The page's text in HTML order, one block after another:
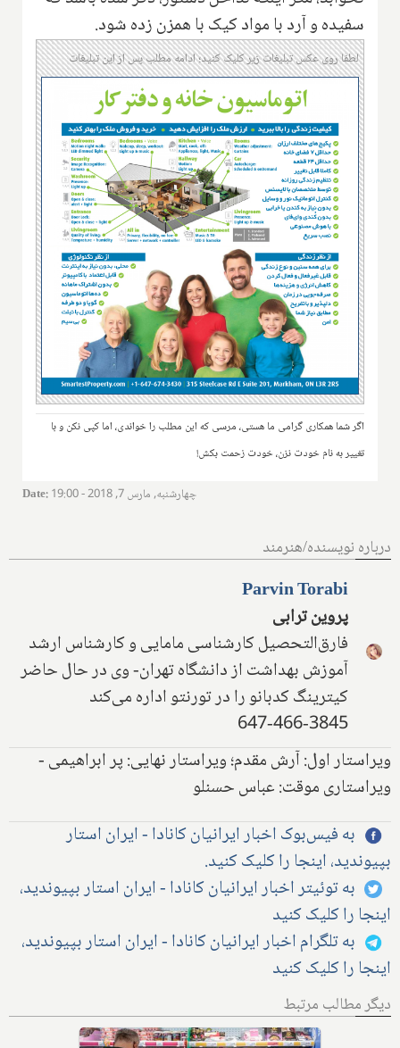
سفیده و آرد با مواد کیک با همزن زده شود.
لطفا روی عکس تبلیغات زیر کلیک کنید؛ ادامه مطلب پس از این تبلیغات
اگر شما همکاری گرامی ما هستی، مرسی که این مطلب را خواندی، اما کپی نکن و با
تغییر به نام خودت نزن، خودت زحمت بکش!
Date: چهارشنبه, مارس 7, 2018 - 19:00
درباره نویسنده/هنرمند
Parvin Torabi
پروین ترابی
فارق‌التحصیل کارشناسی مامایی و کارشناس ارشد
آموزش بهداشت از دانشگاه تهران- وی در حال حاضر
کیترینگ کدبانو را در تورنتو اداره می‌کند
647-466-3845
ویراستار اول: آرش مقدم؛ ویراستار نهایی: پر ابراهیمی -
ویراستاری موقت: عباس حسنلو
به فیس‌بوک اخبار ایرانیان کانادا - ایران استار
بپیوندید، اینجا را کلیک کنید.
به توئیتر اخبار ایرانیان کانادا - ایران استار بپیوندید،
اینجا را کلیک کنید
به تلگرام اخبار ایرانیان کانادا - ایران استار بپیوندید،
اینجا را کلیک کنید
دیگر مطالب مرتبط